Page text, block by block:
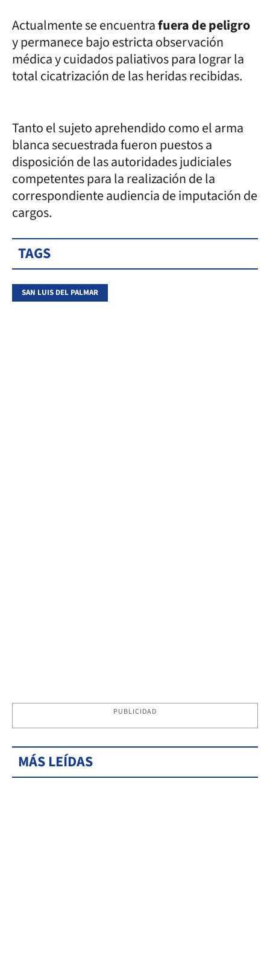
Actualmente se encuentrafuera de peligro
y permanece bajo estricta observación
médica y cuidados paliativos para lograr la
total cicatrización de las heridas recibidas.
Tanto el sujeto aprehendido como el arma
blanca secuestrada fueron puestos a
disposición de las autoridades judiciales
competentes para la realización de la
correspondiente audiencia de imputación de
cargos.
TAGS
SAN LUIS DEL PALMAR
PUBLICIDAD
MÁS LEÍDAS